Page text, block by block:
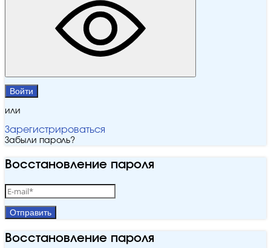
Войти
или
Зарегистрироваться
Забыли пароль?
Восстановление пароля
Отправить
Восстановление пароля